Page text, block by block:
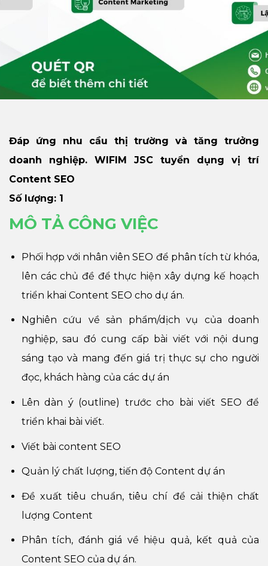
Đáp ứng nhu cầu thị trường và tăng trưởng
doanh nghiệp. WIFIM JSC tuyển dụng vị trí
Content SEO
Số lượng: 1
MÔ TẢ CÔNG VIỆC
Phối hợp với nhân viên SEO để phân tích từ khóa,
lên các chủ đề để thực hiện xây dựng kế hoạch
triển khai Content SEO cho dự án.
Nghiên cứu về sản phẩm/dịch vụ của doanh
nghiệp, sau đó cung cấp bài viết với nội dung
sáng tạo và mang đến giá trị thực sự cho người
đọc, khách hàng của các dự án
Lên dàn ý (outline) trước cho bài viết SEO để
triển khai bài viết.
Viết bài content SEO
Quản lý chất lượng, tiến độ Content dự án
Đề xuất tiêu chuẩn, tiêu chí để cải thiện chất
lượng Content
Phân tích, đánh giá về hiệu quả, kết quả của
Content SEO của dự án.